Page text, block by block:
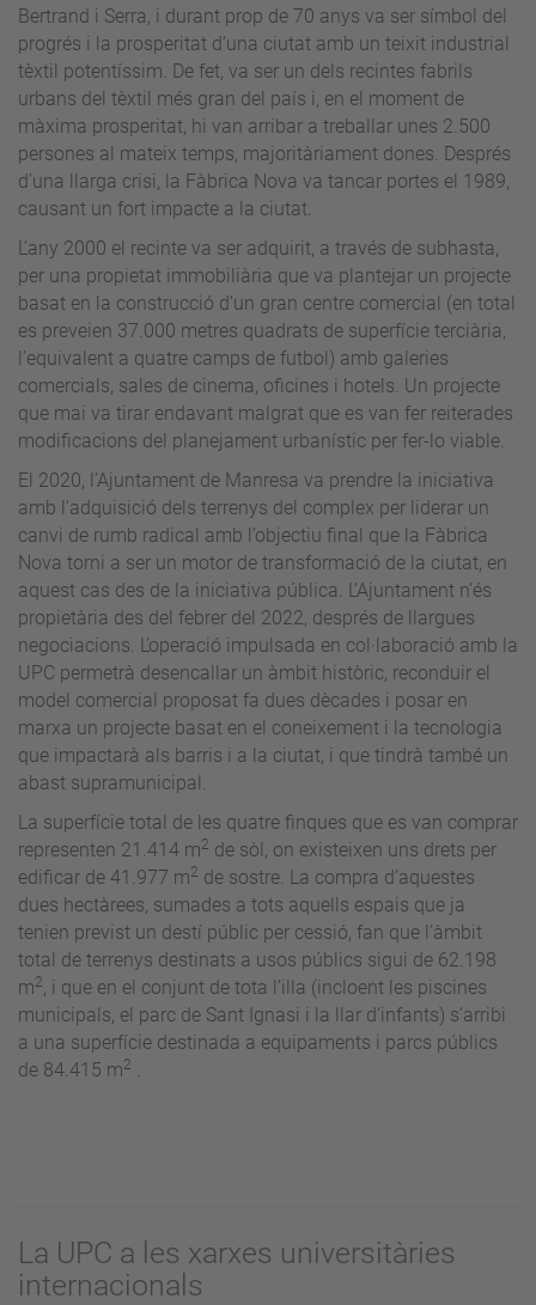
Bertrand i Serra, i durant prop de 70 anys va ser símbol del
progrés i la prosperitat d’una ciutat amb un teixit industrial
tèxtil potentíssim. De fet, va ser un dels recintes fabrils
urbans del tèxtil més gran del país i, en el moment de
màxima prosperitat, hi van arribar a treballar unes 2.500
persones al mateix temps, majoritàriament dones. Després
d’una llarga crisi, la Fàbrica Nova va tancar portes el 1989,
causant un fort impacte a la ciutat.
L’any 2000 el recinte va ser adquirit, a través de subhasta,
per una propietat immobiliària que va plantejar un projecte
basat en la construcció d’un gran centre comercial (en total
es preveien 37.000 metres quadrats de superfície terciària,
l’equivalent a quatre camps de futbol) amb galeries
comercials, sales de cinema, oficines i hotels. Un projecte
que mai va tirar endavant malgrat que es van fer reiterades
modificacions del planejament urbanístic per fer-lo viable.
El 2020, l’Ajuntament de Manresa va prendre la iniciativa
amb l'adquisició dels terrenys del complex per liderar un
canvi de rumb radical amb l’objectiu final que la Fàbrica
Nova torni a ser un motor de transformació de la ciutat, en
aquest cas des de la iniciativa pública. L’Ajuntament n’és
propietària des del febrer del 2022, després de llargues
negociacions. L’operació impulsada en col·laboració amb la
UPC permetrà desencallar un àmbit històric, reconduir el
model comercial proposat fa dues dècades i posar en
marxa un projecte basat en el coneixement i la tecnologia
que impactarà als barris i a la ciutat, i que tindrà també un
abast supramunicipal.
La superfície total de les quatre finques que es van comprar
representen 21.414 m2 de sòl, on existeixen uns drets per
edificar de 41.977 m2 de sostre. La compra d’aquestes
dues hectàrees, sumades a tots aquells espais que ja
tenien previst un destí públic per cessió, fan que l’àmbit
total de terrenys destinats a usos públics sigui de 62.198
m2, i que en el conjunt de tota l’illa (incloent les piscines
municipals, el parc de Sant Ignasi i la llar d’infants) s’arribi
a una superfície destinada a equipaments i parcs públics
de 84.415 m2 .
La UPC a les xarxes universitàries
internacionals